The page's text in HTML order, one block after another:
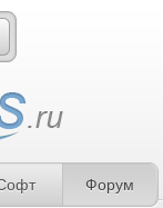
Форум